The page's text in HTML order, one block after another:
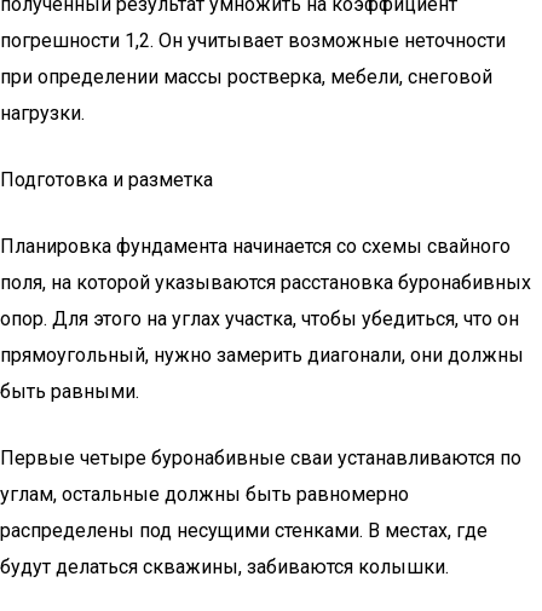
погрешности 1,2. Он учитывает возможные неточности
при определении массы ростверка, мебели, снеговой
нагрузки.
Подготовка и разметка
Планировка фундамента начинается со схемы свайного
поля, на которой указываются расстановка буронабивных
опор. Для этого на углах участка, чтобы убедиться, что он
прямоугольный, нужно замерить диагонали, они должны
быть равными.
Первые четыре буронабивные сваи устанавливаются по
углам, остальные должны быть равномерно
распределены под несущими стенками. В местах, где
будут делаться скважины, забиваются колышки.